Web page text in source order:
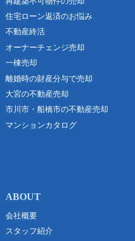
住宅ローン返済のお悩み
不動産終活
オーナーチェンジ売却
一棟売却
離婚時の財産分与で売却
大宮の不動産売却
市川市・船橋市の不動産売却
マンションカタログ
会社概要
スタッフ紹介